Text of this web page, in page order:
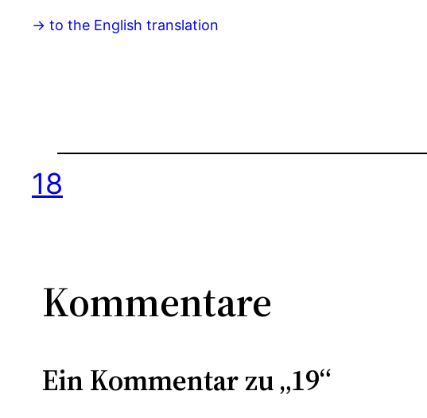
-> to the English translation
18
Kommentare
Ein Kommentar zu „19“